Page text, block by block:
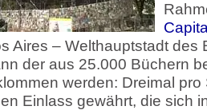
Aires – Welthauptstadt des
der aus 25.000 Büchern
werden: Dreimal
Einlass gewährt, die sich